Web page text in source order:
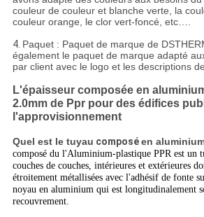
couleur de couleur et blanche verte, la
couleur orange, le clor vert-foncé, etc….
4. Paquet : Paquet de marque de
également le paquet de marque adapté
par client avec le logo et les descriptions
L'épaisseur composée en
2.0mm de Ppr pour des édifices
l'approvisionnement
Quel est le tuyau composéen
composé du l'Aluminium-plastique PPR est un
couches de couches, intérieures et extérieures
étroitement métallisées avec l'adhésif de fonte
noyau en aluminium qui est longitudinalement
recouvrement.